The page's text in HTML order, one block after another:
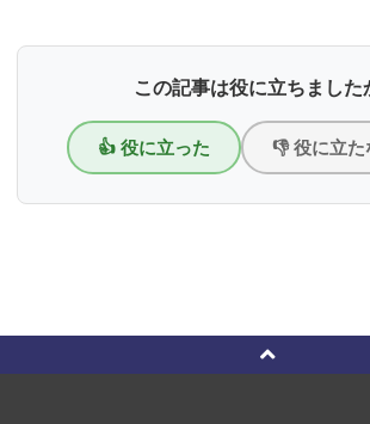
この記事は役に立ちました
👍 役に立った 👎 役に立た